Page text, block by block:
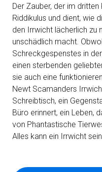
Der Zauber, der im
Riddikulus und dient, wie
den Irrwicht lächerlich zu
unschädlich macht.
Schreckgespenstes in
einen sterbenden
sie auch eine
Newt Scamanders
Schreibtisch, ein
Büro erinnert, ein Leben,
von Phantastische
Alles kann ein Irrwicht